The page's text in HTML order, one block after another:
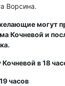
Ворсина.
могут
Кочневой и
в 18
часов